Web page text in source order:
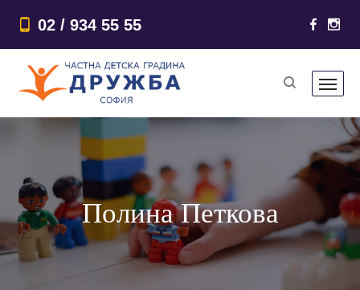
02 / 934 55 55
Полина Петкова